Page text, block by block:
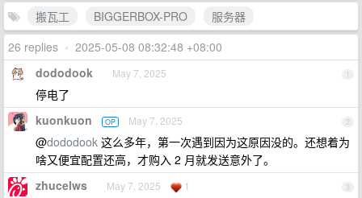
搬瓦工
BIGGERBOX-PRO
服务器
26 replies • 2025-05-08 08:32:48 +08:00
1
dododook May 7, 2025
停电了
2
kuonkuon OP May 7, 2025
@dododook 这么多年，第一次遇到因为这原因没的。还想着为
啥又便宜配置还高，才购入 2 月就发送意外了。
3
zhucelws May 7, 2025 1